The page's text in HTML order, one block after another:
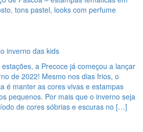
tons pastel, looks com perfume
inverno das kids
a Precoce já começou a lançar
de 2022! Mesmo nos dias frios, o
é manter as cores vivas e estampas
pequenos. Por mais que o inverno seja
de cores sóbrias e escuras no […]